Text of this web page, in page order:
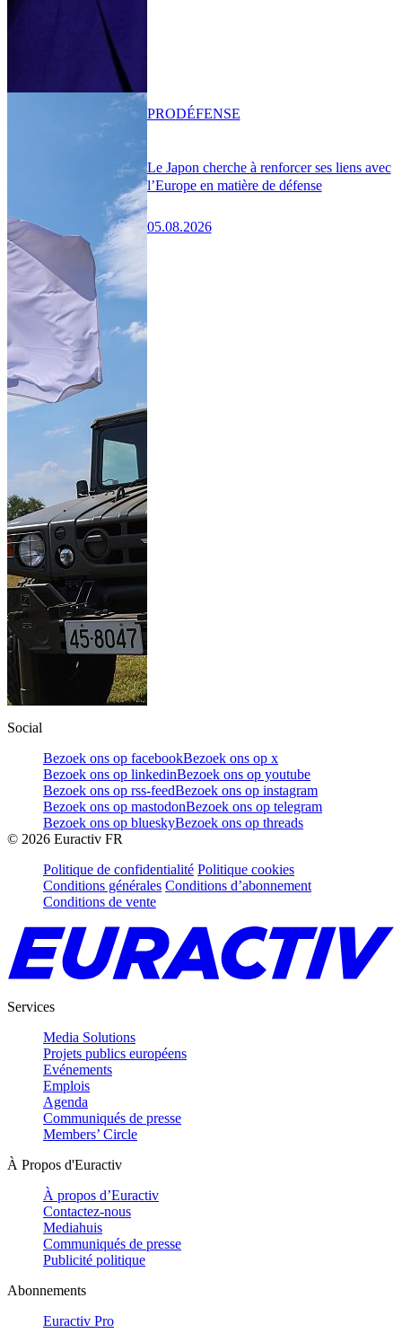
Le Japon cherche à renforcer ses liens avec
l’Europe en matière de défense
05.08.2026
PRODÉFENSE
Social
Bezoek ons op facebookBezoek ons op x
Bezoek ons op linkedinBezoek ons op youtube
Bezoek ons op rss-feedBezoek ons op instagram
Bezoek ons op mastodonBezoek ons op telegram
Bezoek ons op blueskyBezoek ons op threads
© 2026 Euractiv FR
Politique de confidentialité Politique cookies
Conditions générales Conditions d’abonnement
Conditions de vente
Services
Media Solutions
Projets publics européens
Evénements
Emplois
Agenda
Communiqués de presse
Members’ Circle
À Propos d'Euractiv
À propos d’Euractiv
Contactez-nous
Mediahuis
Communiqués de presse
Publicité politique
Abonnements
Euractiv Pro